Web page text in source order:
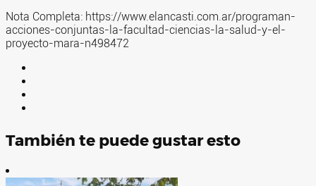
Nota Completa: https://www.elancasti.com.ar/programan-
acciones-conjuntas-la-facultad-ciencias-la-salud-y-el-
proyecto-mara-n498472
También te puede gustar esto